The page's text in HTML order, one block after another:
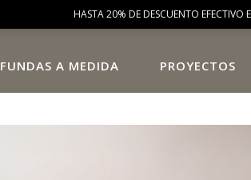
HASTA 20% DE DESCUENTO
FUNDAS A MEDIDA PROYECTOS